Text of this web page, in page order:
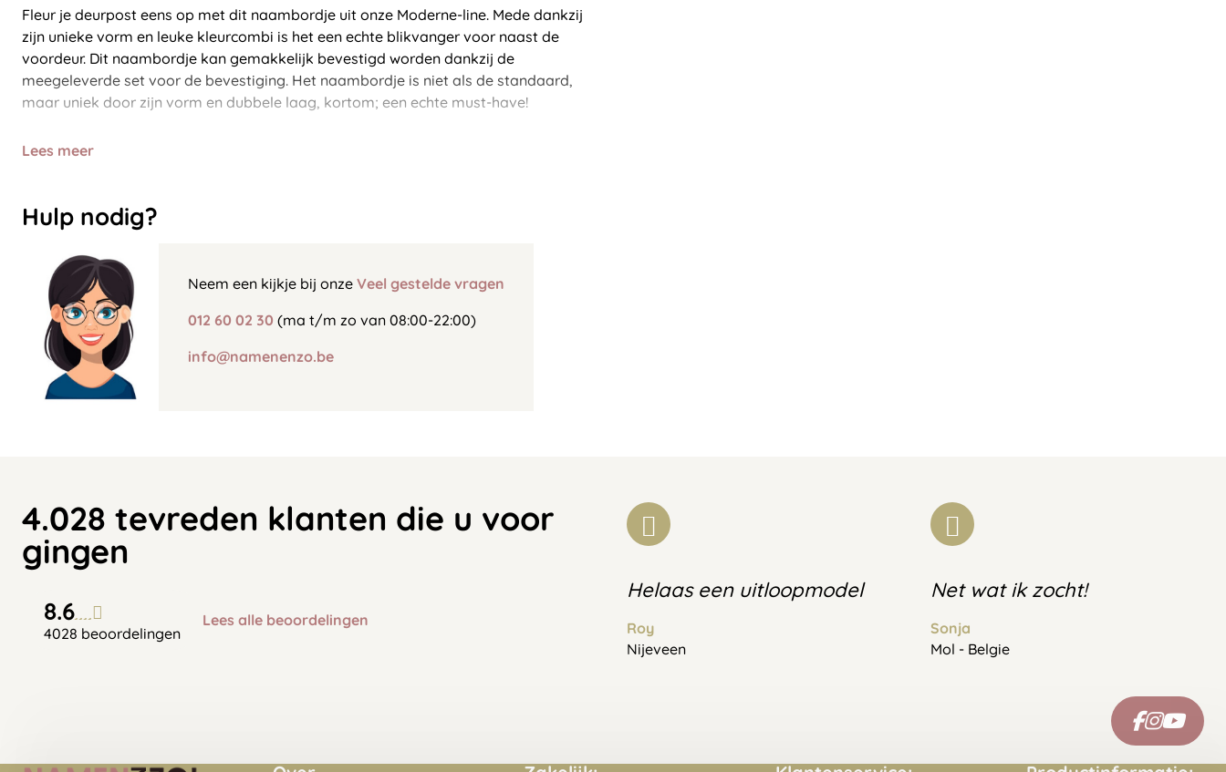
Fleur je deurpost eens op met dit naambordje uit onze Moderne-line. Mede dankzij
zijn unieke vorm en leuke kleurcombi is het een echte blikvanger voor naast de
voordeur. Dit naambordje kan gemakkelijk bevestigd worden dankzij de
meegeleverde set voor de bevestiging. Het naambordje is niet als de standaard,
maar uniek door zijn vorm en dubbele laag, kortom; een echte must-have!
Lees meer
Hulp nodig?
Neem een kijkje bij onze Veel gestelde vragen
012 60 02 30 (ma t/m zo van 08:00-22:00)
info@namenenzo.be
4.028 tevreden klanten die u voor
gingen
8.6
4028 beoordelingen
Lees alle beoordelingen
Helaas een uitloopmodel
Roy
Nijeveen
Net wat ik zocht!
Sonja
Mol - Belgie